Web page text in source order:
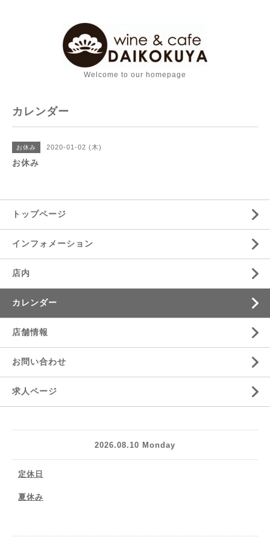
Welcome to our homepage
カレンダー
お休み 2020-01-02 (木)
お休み
トップページ
インフォメーション
店内
カレンダー
店舗情報
お問い合わせ
求人ページ
2026.08.10 Monday
定休日
夏休み